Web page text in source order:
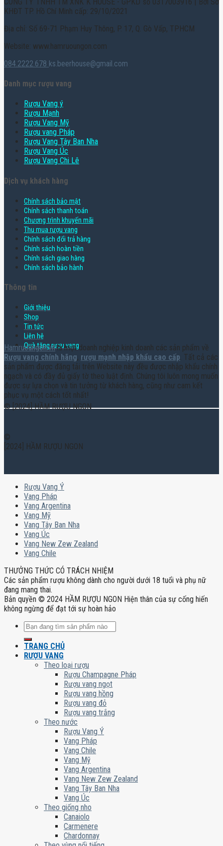
KHĐT TP. Hồ Chí Minh cấp: 29/10/2021
Địa chỉ: Số 69-71 Phạm Huy Thông, P. 17, Q. Gò Vấp, TPHCM
Website: www.hamruoungon.com
084.2222.678 ks.beerhouse@gmail.com
Danh mục rượu vang
Rượu Vang ý
Rượu Mạnh
Rượu Vang Mỹ
Rượu vang Pháp
Rượu Vang Tây Ban Nha
Rượu Vang Úc
Rượu Vang Chi Lê
Dịch vụ khách hàng
Chính sách bảo mật
Chính sách thanh toán
Chương trình khuyến mãi
Thu mua rượu vang
Chính sách đổi trả hàng
Chính sách hoàn tiền
Chính sách giao hàng
Chính sách bảo hành
Thông tin
Giới thiệu
Shop
Tin tức
Liên hệ
Quà tặng rượu vang
Hamruoungon.vnlà một doanh nghiệp kinh doanh các sản phẩm về
Rượu vang chính hãng, rượu mạnh nhập khẩu cao cấp. Tất cả các
sản phẩm được đăng tải trên Website này đều được nhập khẩu chính
ngạch và có đầy đủ giấy tờ theo luật định. Chúng tôi luôn mong muốn
được sự lựa chọn và tin tưởng từ khách hàng, cũng như cam kết
phục vụ một cách tốt nhất!
© [2024] HẦM RƯỢU NGON
©
[2024] HẦM RƯỢU NGON
Rượu Vang Ý
Vang Pháp
Vang Argentina
Vang Mỹ
Vang Tây Ban Nha
Vang Úc
Vang New Zew Zealand
Vang Chile
THƯỞNG THỨC CÓ TRÁCH NHIỆM
Các sản phẩm rượu không dành cho người dưới 18 tuổi và phụ nữ
đang mang thai.
Bản quyền © 2024 HẦM RƯỢU NGON Hiện thân của sự cống hiến
không ngừng để đạt tới sự hoàn hảo
Tìm
TRANG CHỦ
RƯỢU VANG
Theo loại rượu
Rượu Champagne Pháp
Rượu vang ngọt
Rượu vang hồng
Rượu vang đỏ
Rượu vang trắng
Theo nước
Rượu Vang Ý
Vang Pháp
Vang Chile
Vang Mỹ
Vang Argentina
Vang New Zew Zealand
Vang Tây Ban Nha
Vang Úc
Theo giống nho
Canaiolo
Carmenere
Chardonnay